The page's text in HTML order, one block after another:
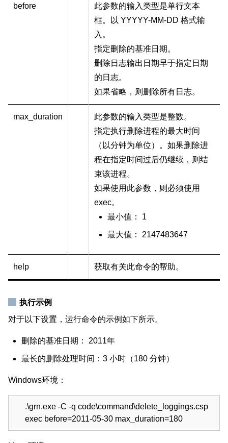
before
此参数的输入类型是单行文本
框。以 YYYYY-MM-DD 格式输
入。
指定删除的基准日期。
删除日志输出日期早于指定日期
的日志。
如果省略，则删除所有日志。
max_duration
此参数的输入类型是整数。
指定执行删除进程的最大时间
（以分钟为单位）。如果删除进
程在指定时间过后仍继续，则结
束该进程。
如果使用此参数，则必须使用
exec。
最小值： 1
最大值： 2147483647
help 获取有关此命令的帮助。
执行示例
对于以下设置，运行命令的示例如下所示。
删除的基准日期： 2011年
最长的删除处理时间：3 小时（180 分钟）
Windows环境：
.\grn.exe -C -q code\command\delete_loggings.csp
exec before=2011-05-30 max_duration=180